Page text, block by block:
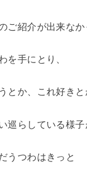
ご紹介が出来なか
を手にとり、
とか、これ好きと
巡らしている様子
うつわはきっと